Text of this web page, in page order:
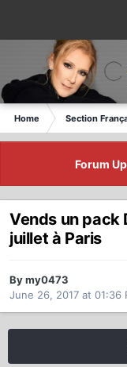
Home Section
Forum
Vends un pack
juillet à Paris
By my0473
June 26, 2017 at 01:36